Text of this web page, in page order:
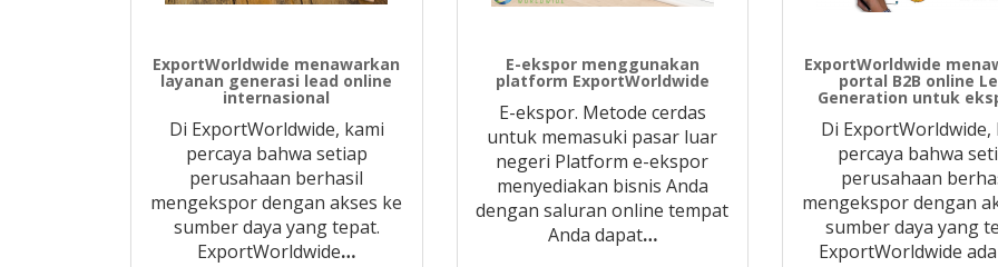
ExportWorldwide menawarkan
layanan generasi lead online
internasional
Di ExportWorldwide, kami
percaya bahwa setiap
perusahaan berhasil
mengekspor dengan akses ke
sumber daya yang tepat.
ExportWorldwide…
E-ekspor menggunakan
platform ExportWorldwide
E-ekspor. Metode cerdas
untuk memasuki pasar luar
negeri Platform e-ekspor
menyediakan bisnis Anda
dengan saluran online tempat
Anda dapat…
ExportWorldwide
portal B2B online
Generation untuk
Di ExportWorldwide,
percaya bahwa
perusahaan
mengekspor dengan
sumber daya yang
ExportWorldwide